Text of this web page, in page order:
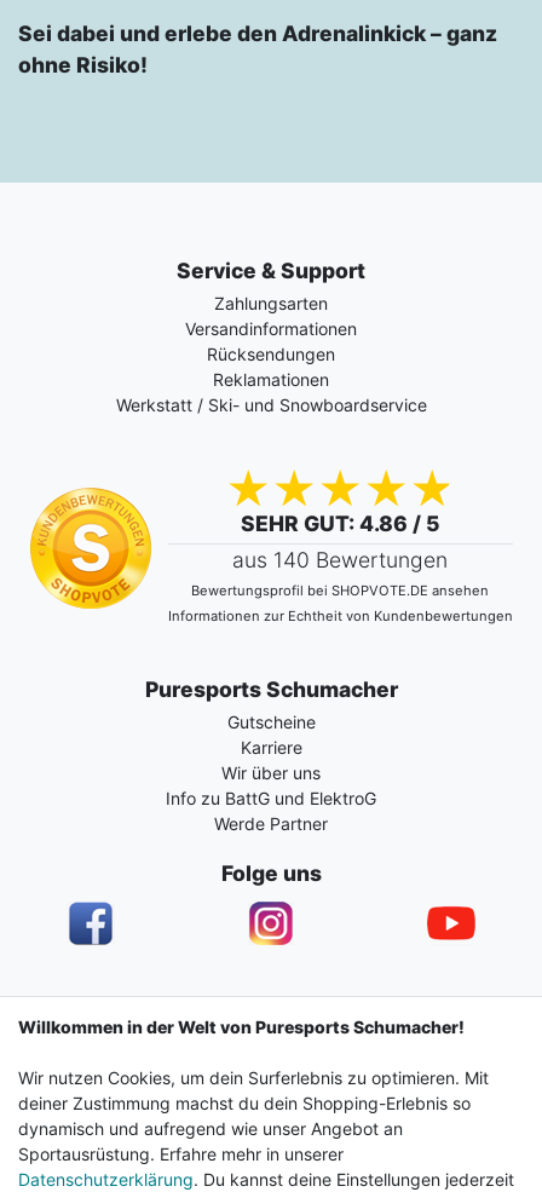
Sei dabei und erlebe den Adrenalinkick – ganz
ohne Risiko!
Service & Support
Zahlungsarten
Versandinformationen
Rücksendungen
Reklamationen
Werkstatt / Ski- und Snowboardservice
SEHR GUT: 4.86 / 5
aus 140 Bewertungen
Bewertungsprofil bei SHOPVOTE.DE ansehen
Informationen zur Echtheit von Kundenbewertungen
Puresports Schumacher
Gutscheine
Karriere
Wir über uns
Info zu BattG und ElektroG
Werde Partner
Folge uns
Impressum Daten­schutz­erklärung AGB
Barrierefreiheitserklärung Widerrufs­recht
Vertrag widerrufen Kontakt
Willkommen in der Welt von Puresports Schumacher!
Wir nutzen Cookies, um dein Surferlebnis zu optimieren. Mit
deiner Zustimmung machst du dein Shopping-Erlebnis so
dynamisch und aufregend wie unser Angebot an
Sportausrüstung. Erfahre mehr in unserer
Datenschutzerklärung. Du kannst deine Einstellungen jederzeit